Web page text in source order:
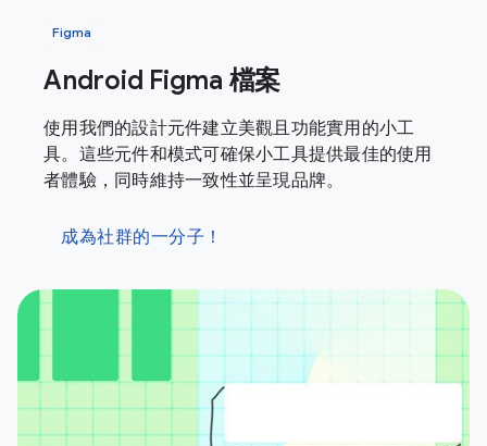
Figma
Android Figma 檔案
使用我們的設計元件建立美觀且功能實用的小工
具。這些元件和模式可確保小工具提供最佳的使用
者體驗，同時維持一致性並呈現品牌。
成為社群的一分子！